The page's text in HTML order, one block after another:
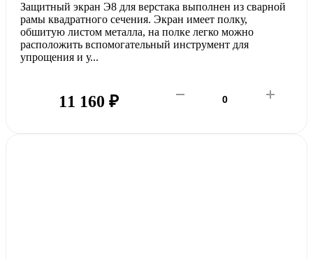
Защитный экран Э8 для верстака выполнен из сварной
рамы квадратного сечения. Экран имеет полку,
обшитую листом металла, на полке легко можно
расположить вспомогательный инструмент для
упрощения и у...
11 160 ₽